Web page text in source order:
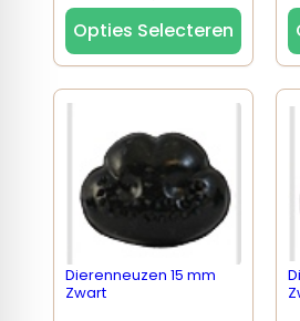
Opties Selecteren
Dierenneuzen 15 mm
Zwart